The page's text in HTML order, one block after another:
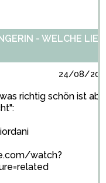
- WELCHE
24/08/
richtig schön ist
watch?